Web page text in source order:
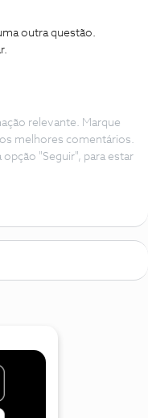
outra questão.
relevante. Marque
melhores comentários.
"Seguir", para estar